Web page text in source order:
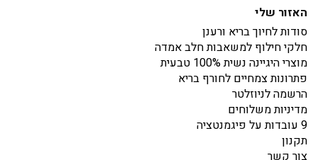
האזור שלי
סודות לחיוך בריא ורענן
חלקי חילוף למשאבות חלב אמדה
מוצרי היגיינה נשית 100% טבעית
פתרונות צמחיים לחורף בריא
הרשמה לניוזלטר
מדיניות משלוחים
9 עובדות על פיגמנטציה
תקנון
צור קשר